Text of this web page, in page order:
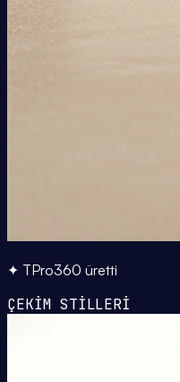
✦ TPro360 üretti
ÇEKİM STİLLERİ